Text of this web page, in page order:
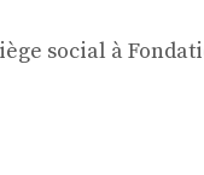
social à